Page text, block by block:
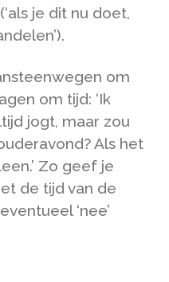
je dit nu doet,
om
om tijd: ‘Ik
jogt, maar zou
Als het
Zo geef je
de tijd van de
‘nee’